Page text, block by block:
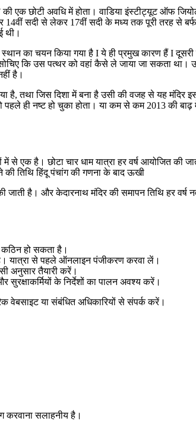
की एक छोटी अवधि में होता। वाडिया इंस्टीट्यूट ऑफ
14वीं सदी से लेकर 17वीं सदी के मध्य तक पूरी तरह से
थी।
का चयन किया गया है I ये ही प्रमुख कारण हैं I
सोचिए कि उस पत्थर को वहां कैसे ले जाया जा सकता
है।
है, तथा जिस दिशा में बना है उसी की वजह से यह मंदिर
पहले ही नष्ट हो चुका होता। या कम से कम 2013 की
में से एक है। छोटा चार धाम यात्रा हर वर्ष आयोजित की
तिथि हिंदू पंचांग की गणना के बाद ऊखी
जाती है। और केदारनाथ मंदिर की समापन तिथि हर
हो सकता है।
है। यात्रा से पहले ऑनलाइन पंजीकरण करवा लें।
अनुसार तैयारी करें।
सुरक्षाकर्मियों के निर्देशों का पालन अवश्य करें।
वेबसाइट या संबंधित अधिकारियों से संपर्क करें।
करवाना सलाहनीय है।